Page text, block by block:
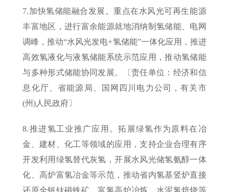
7.加快氢储能融合发展。重点在水风光可再生能源
丰富地区，进行富余能源就地消纳制氢储能、电网
调峰，推动“水风光发电+氢储能”一体化应用，推进
高效氢液化与液氢储能系统示范应用，推动氢储能
与多种形式储能协同发展。〔责任单位：经济和信
息化厅、省能源局、国网四川电力公司，有关市
(州)人民政府〕
8.推进氢工业推广应用。拓展绿氢作为原料在冶
金、建材、化工等领域的应用，支持企业合理有序
开发利用绿氢替代灰氢，开展水风光储氢氨醇一体
化、高炉富氢冶金等示范，推动省内氢基竖炉直接
还原全钒钛磁铁矿、富氢高炉冶炼、水泥氢焙烧等